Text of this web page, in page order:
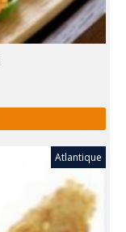
Atlantique